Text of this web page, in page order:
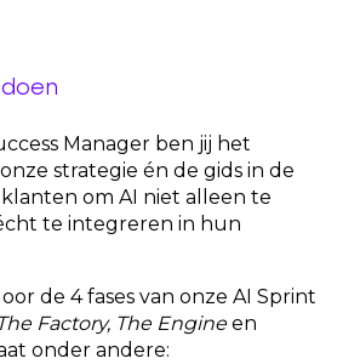
Manager ben jij het
strategie én de gids in de
om AI niet alleen te
te integreren in hun
de 4 fases van onze AI Sprint
Factory, The Engineen
onder andere: